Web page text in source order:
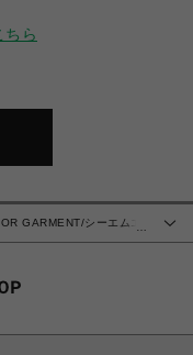
ちら
GARMENT/シーエムエ